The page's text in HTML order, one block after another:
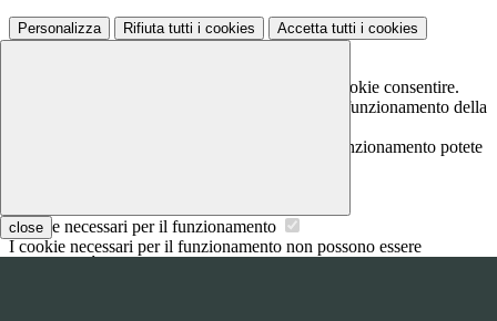
close
Personalizza Rifiuta tutti i cookies Accetta tutti i cookies
In questa schermata è possibile scegliere quali cookie consentire.
I cookie necessari sono quelli che consentono il funzionamento della
Per conoscere quali sono i cookie necessari al funzionamento potete
Cookie necessari per il funzionamento
I cookie necessari per il funzionamento non possono essere